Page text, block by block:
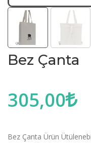
Bez Çanta
305,00
Bez Çanta Ürün